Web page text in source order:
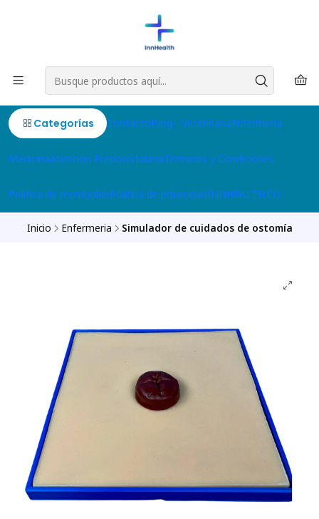
Categorías ContactoBlog VeterinariaEnfermeria
MedicinaAtención PrehospitalariaTérminos y Condiciones
Politica de reembolsoPolítica de privacidadINNHEALTH.CO
Inicio Enfermeria Simulador de cuidados de ostomía